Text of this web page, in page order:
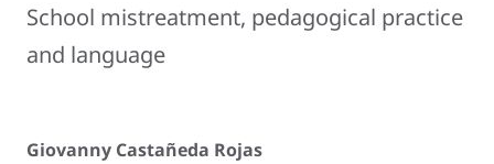
School mistreatment, pedagogical practice
and language
Giovanny Castañeda Rojas